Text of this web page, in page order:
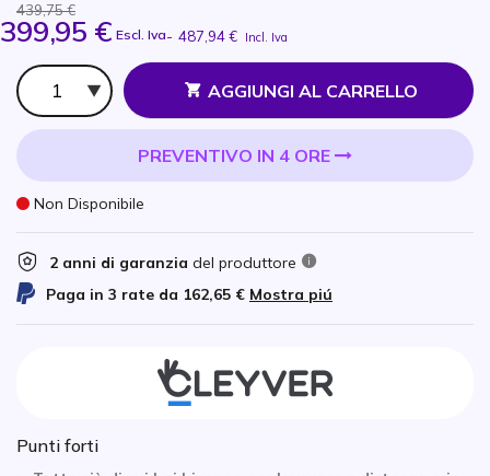
439,75 €
399,95 € Escl. Iva- 487,94 € Incl. Iva
Qtà
AGGIUNGI AL CARRELLO
PREVENTIVO IN 4 ORE
Non Disponibile
2 anni di garanzia del produttore
Paga in 3 rate da 162,65 € Mostra piú
Punti forti